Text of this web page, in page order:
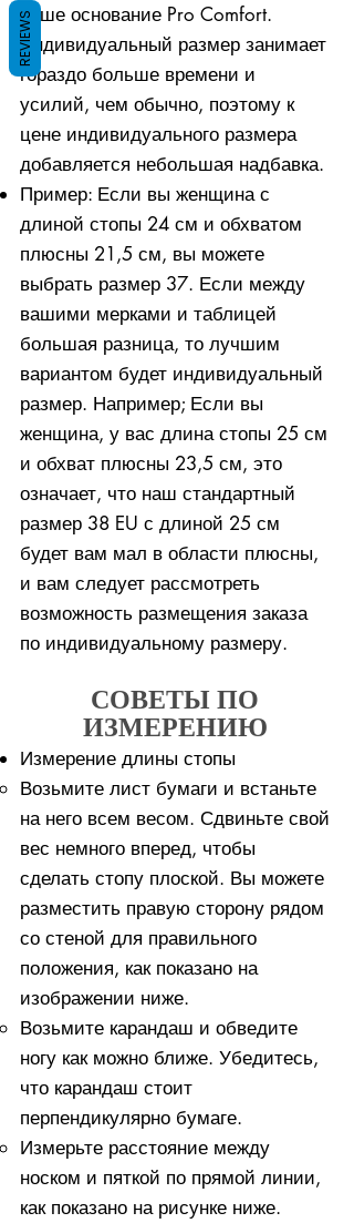
наше основание Pro Comfort.
Индивидуальный размер занимает
гораздо больше времени и
усилий, чем обычно, поэтому к
цене индивидуального размера
добавляется небольшая надбавка.
Пример: Если вы женщина с
длиной стопы 24 см и обхватом
плюсны 21,5 см, вы можете
выбрать размер 37. Если между
вашими мерками и таблицей
большая разница, то лучшим
вариантом будет индивидуальный
размер. Например; Если вы
женщина, у вас длина стопы 25 см
и обхват плюсны 23,5 см, это
означает, что наш стандартный
размер 38 EU с длиной 25 см
будет вам мал в области плюсны,
и вам следует рассмотреть
возможность размещения заказа
по индивидуальному размеру.
СОВЕТЫ ПО
ИЗМЕРЕНИЮ
Измерение длины стопы
Возьмите лист бумаги и встаньте
на него всем весом. ​Сдвиньте свой
вес немного вперед, чтобы
сделать стопу плоской. Вы можете
разместить правую сторону рядом
со стеной для правильного
положения, как показано на
изображении ниже.
Возьмите карандаш и обведите
ногу как можно ближе. Убедитесь,
что карандаш стоит
перпендикулярно бумаге.
Измерьте расстояние между
носком и пяткой по прямой линии,
как показано на рисунке ниже.
REVIEWS